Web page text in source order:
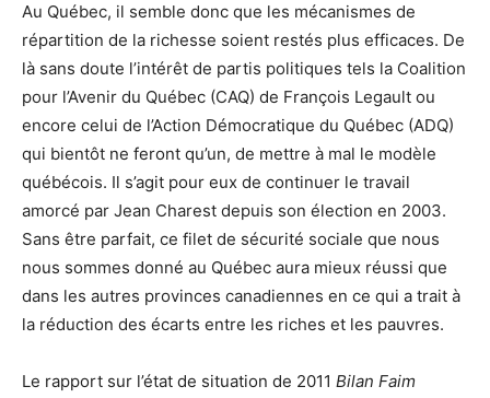
Au Québec, il semble donc que les mécanismes de
répartition de la richesse soient restés plus efficaces. De
là sans doute l’intérêt de partis politiques tels la Coalition
pour l’Avenir du Québec (CAQ) de François Legault ou
encore celui de l’Action Démocratique du Québec (ADQ)
qui bientôt ne feront qu’un, de mettre à mal le modèle
québécois. Il s’agit pour eux de continuer le travail
amorcé par Jean Charest depuis son élection en 2003.
Sans être parfait, ce filet de sécurité sociale que nous
nous sommes donné au Québec aura mieux réussi que
dans les autres provinces canadiennes en ce qui a trait à
la réduction des écarts entre les riches et les pauvres.
Le rapport sur l’état de situation de 2011 Bilan Faim